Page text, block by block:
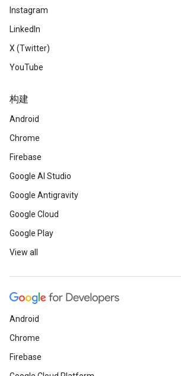
Instagram
LinkedIn
X (Twitter)
YouTube
构建
Android
Chrome
Firebase
Google AI Studio
Google Antigravity
Google Cloud
Google Play
View all
Android
Chrome
Firebase